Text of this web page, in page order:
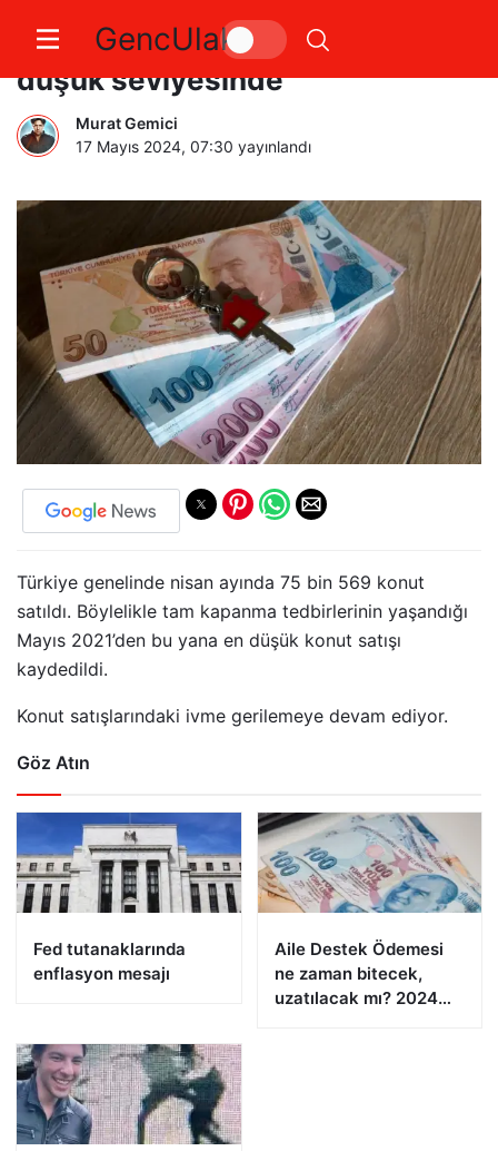
GencUlak
Konut satışları son 3 yılın en
düşük seviyesinde
Murat Gemici
17 Mayıs 2024, 07:30 yayınlandı
Türkiye genelinde nisan ayında 75 bin 569 konut
satıldı. Böylelikle tam kapanma tedbirlerinin yaşandığı
Mayıs 2021’den bu yana en düşük konut satışı
kaydedildi.
Konut satışlarındaki ivme gerilemeye devam ediyor.
Göz Atın
Fed tutanaklarında
enflasyon mesajı
Aile Destek Ödemesi
ne zaman bitecek,
uzatılacak mı? 2024